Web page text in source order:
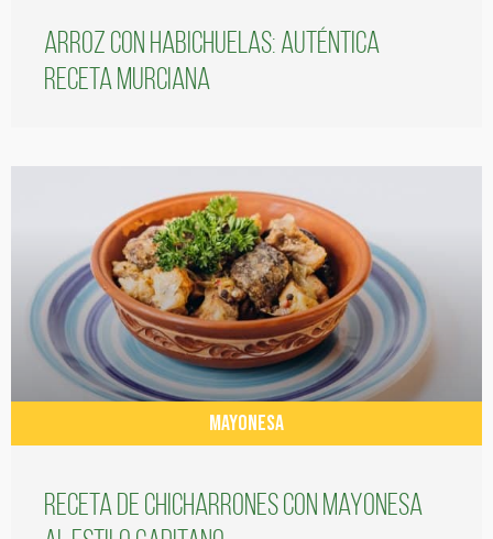
Arroz con habichuelas: auténtica
receta murciana
MAYONESA
Receta de chicharrones con mayonesa